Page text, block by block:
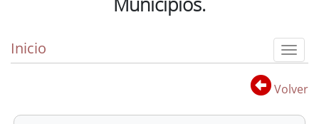
Inicio
Volver